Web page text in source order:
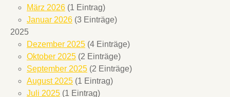
März 2026 (1 Eintrag)
Januar 2026 (3 Einträge)
2025
Dezember 2025 (4 Einträge)
Oktober 2025 (2 Einträge)
September 2025 (2 Einträge)
August 2025 (1 Eintrag)
Juli 2025 (1 Eintrag)